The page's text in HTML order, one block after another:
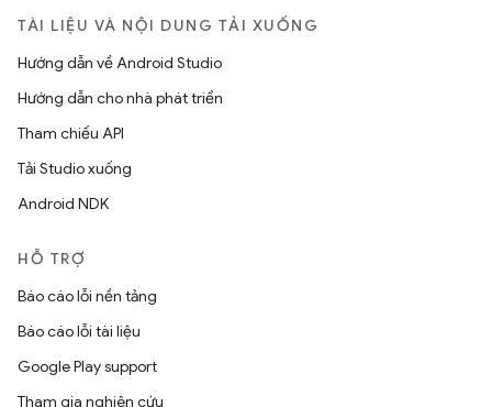
TÀI LIỆU VÀ NỘI DUNG TẢI XUỐNG
Hướng dẫn về Android Studio
Hướng dẫn cho nhà phát triển
Tham chiếu API
Tải Studio xuống
Android NDK
HỖ TRỢ
Báo cáo lỗi nền tảng
Báo cáo lỗi tài liệu
Google Play support
Tham gia nghiên cứu